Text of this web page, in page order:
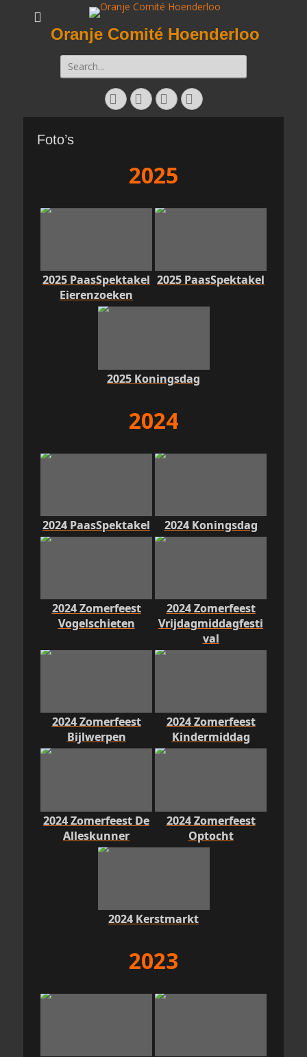
Oranje Comité Hoenderloo
Zoeken
naar:
Facebook
Twitter
E-
mail
Instagram
Foto’s
2025
2025 PaasSpektakel
Eierenzoeken
2025 PaasSpektakel
2025 Koningsdag
2024
2024 PaasSpektakel 2024 Koningsdag
2024 Zomerfeest
Vogelschieten
2024 Zomerfeest
Vrijdagmiddagfesti
val
2024 Zomerfeest
Bijlwerpen
2024 Zomerfeest
Kindermiddag
2024 Zomerfeest De
Alleskunner
2024 Zomerfeest
Optocht
2024 Kerstmarkt
2023